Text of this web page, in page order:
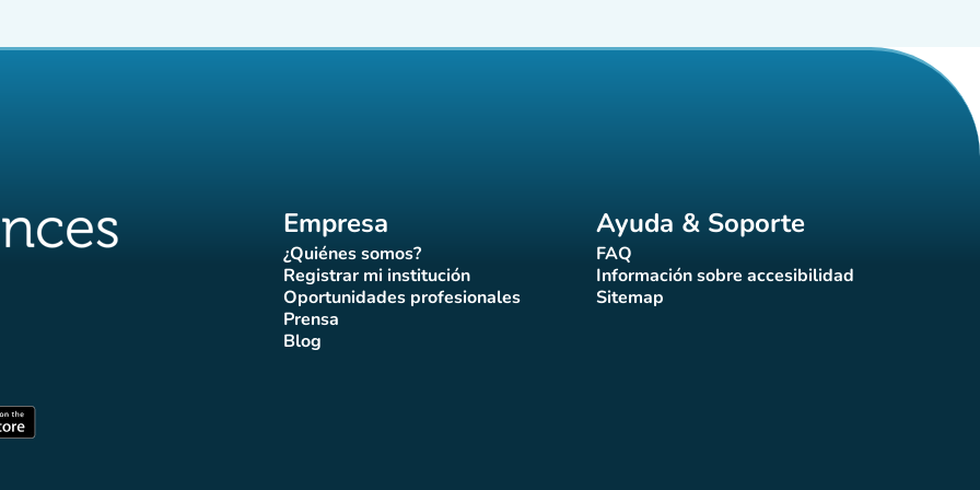
pestaña)
Empresa
¿Quiénes somos?
(nueva pestaña)
Registrar mi institución
(nueva pestaña)
Oportunidades profesionales
(nueva pestaña)
Prensa(nueva pestaña)
Blog(nueva pestaña)
Ayuda & Soporte
FAQ(nueva pestaña)
Información sobre accesibilidad
(nueva pestaña)
Sitemap(nueva pestaña)